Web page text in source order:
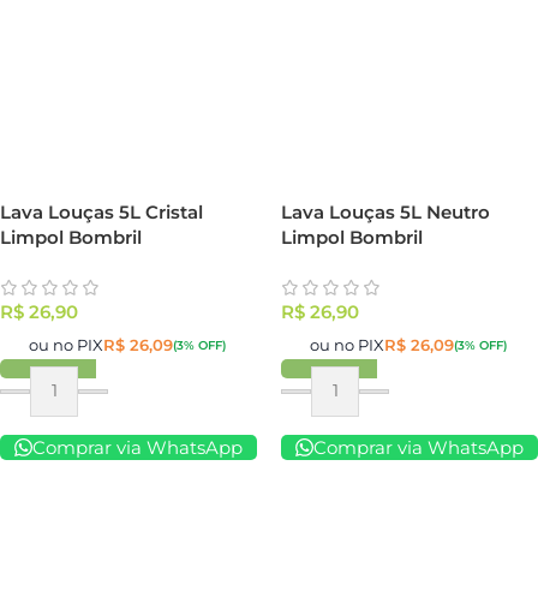
Lava Louças 5L Cristal
Limpol Bombril
R$ 26,90
ou no PIXR$ 26,09(3% OFF)
Comprar via WhatsApp
Lava Louças 5L Neutro
Limpol Bombril
R$ 26,90
ou no PIXR$ 26,09(3% OFF)
Comprar via WhatsApp